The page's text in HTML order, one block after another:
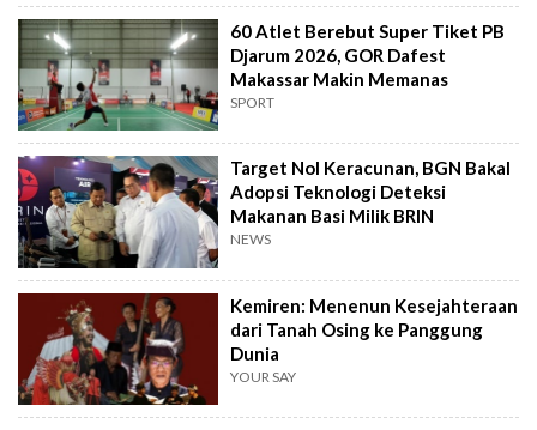
60 Atlet Berebut Super Tiket PB
Djarum 2026, GOR Dafest
Makassar Makin Memanas
SPORT
Target Nol Keracunan, BGN Bakal
Adopsi Teknologi Deteksi
Makanan Basi Milik BRIN
NEWS
Kemiren: Menenun Kesejahteraan
dari Tanah Osing ke Panggung
Dunia
YOUR SAY